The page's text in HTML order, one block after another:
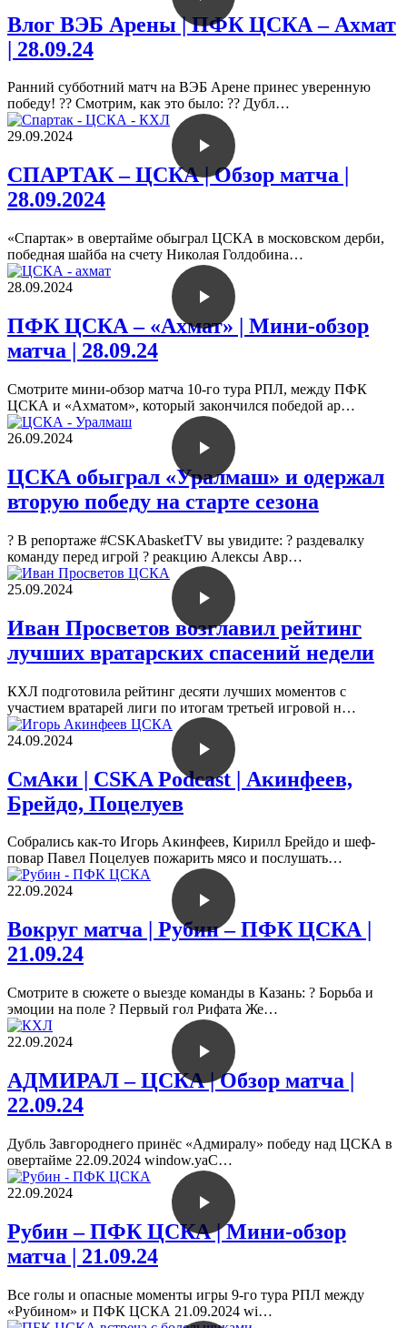
Влог ВЭБ Арены | ПФК ЦСКА – Ахмат
| 28.09.24
Ранний субботний матч на ВЭБ Арене принес уверенную
победу! ?? Смотрим, как это было: ?? Дубл…
29.09.2024
СПАРТАК – ЦСКА | Обзор матча |
28.09.2024
«Спартак» в овертайме обыграл ЦСКА в московском дерби,
победная шайба на счету Николая Голдобина…
28.09.2024
ПФК ЦСКА – «Ахмат» | Мини-обзор
матча | 28.09.24
Смотрите мини-обзор матча 10-го тура РПЛ, между ПФК
ЦСКА и «Ахматом», который закончился победой ар…
26.09.2024
ЦСКА обыграл «Уралмаш» и одержал
вторую победу на старте сезона
? В репортаже #CSKAbasketTV вы увидите: ? раздевалку
команду перед игрой ? реакцию Алексы Авр…
25.09.2024
Иван Просветов возглавил рейтинг
лучших вратарских спасений недели
КХЛ подготовила рейтинг десяти лучших моментов с
участием вратарей лиги по итогам третьей игровой н…
24.09.2024
СмАки | CSKA Podcast | Акинфеев,
Брейдо, Поцелуев
Собрались как-то Игорь Акинфеев, Кирилл Брейдо и шеф-
повар Павел Поцелуев пожарить мясо и послушать…
22.09.2024
Вокруг матча | Рубин – ПФК ЦСКА |
21.09.24
Смотрите в сюжете о выезде команды в Казань: ? Борьба и
эмоции на поле ? Первый гол Рифата Же…
22.09.2024
АДМИРАЛ – ЦСКА | Обзор матча |
22.09.24
Дубль Завгороднего принёс «Адмиралу» победу над ЦСКА в
овертайме 22.09.2024 window.yaC…
22.09.2024
Рубин – ПФК ЦСКА | Мини-обзор
матча | 21.09.24
Все голы и опасные моменты игры 9-го тура РПЛ между
«Рубином» и ПФК ЦСКА 21.09.2024 wi…